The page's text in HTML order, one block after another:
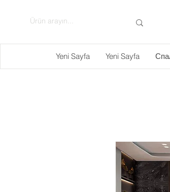
Yeni Sayfa Yeni Sayfa